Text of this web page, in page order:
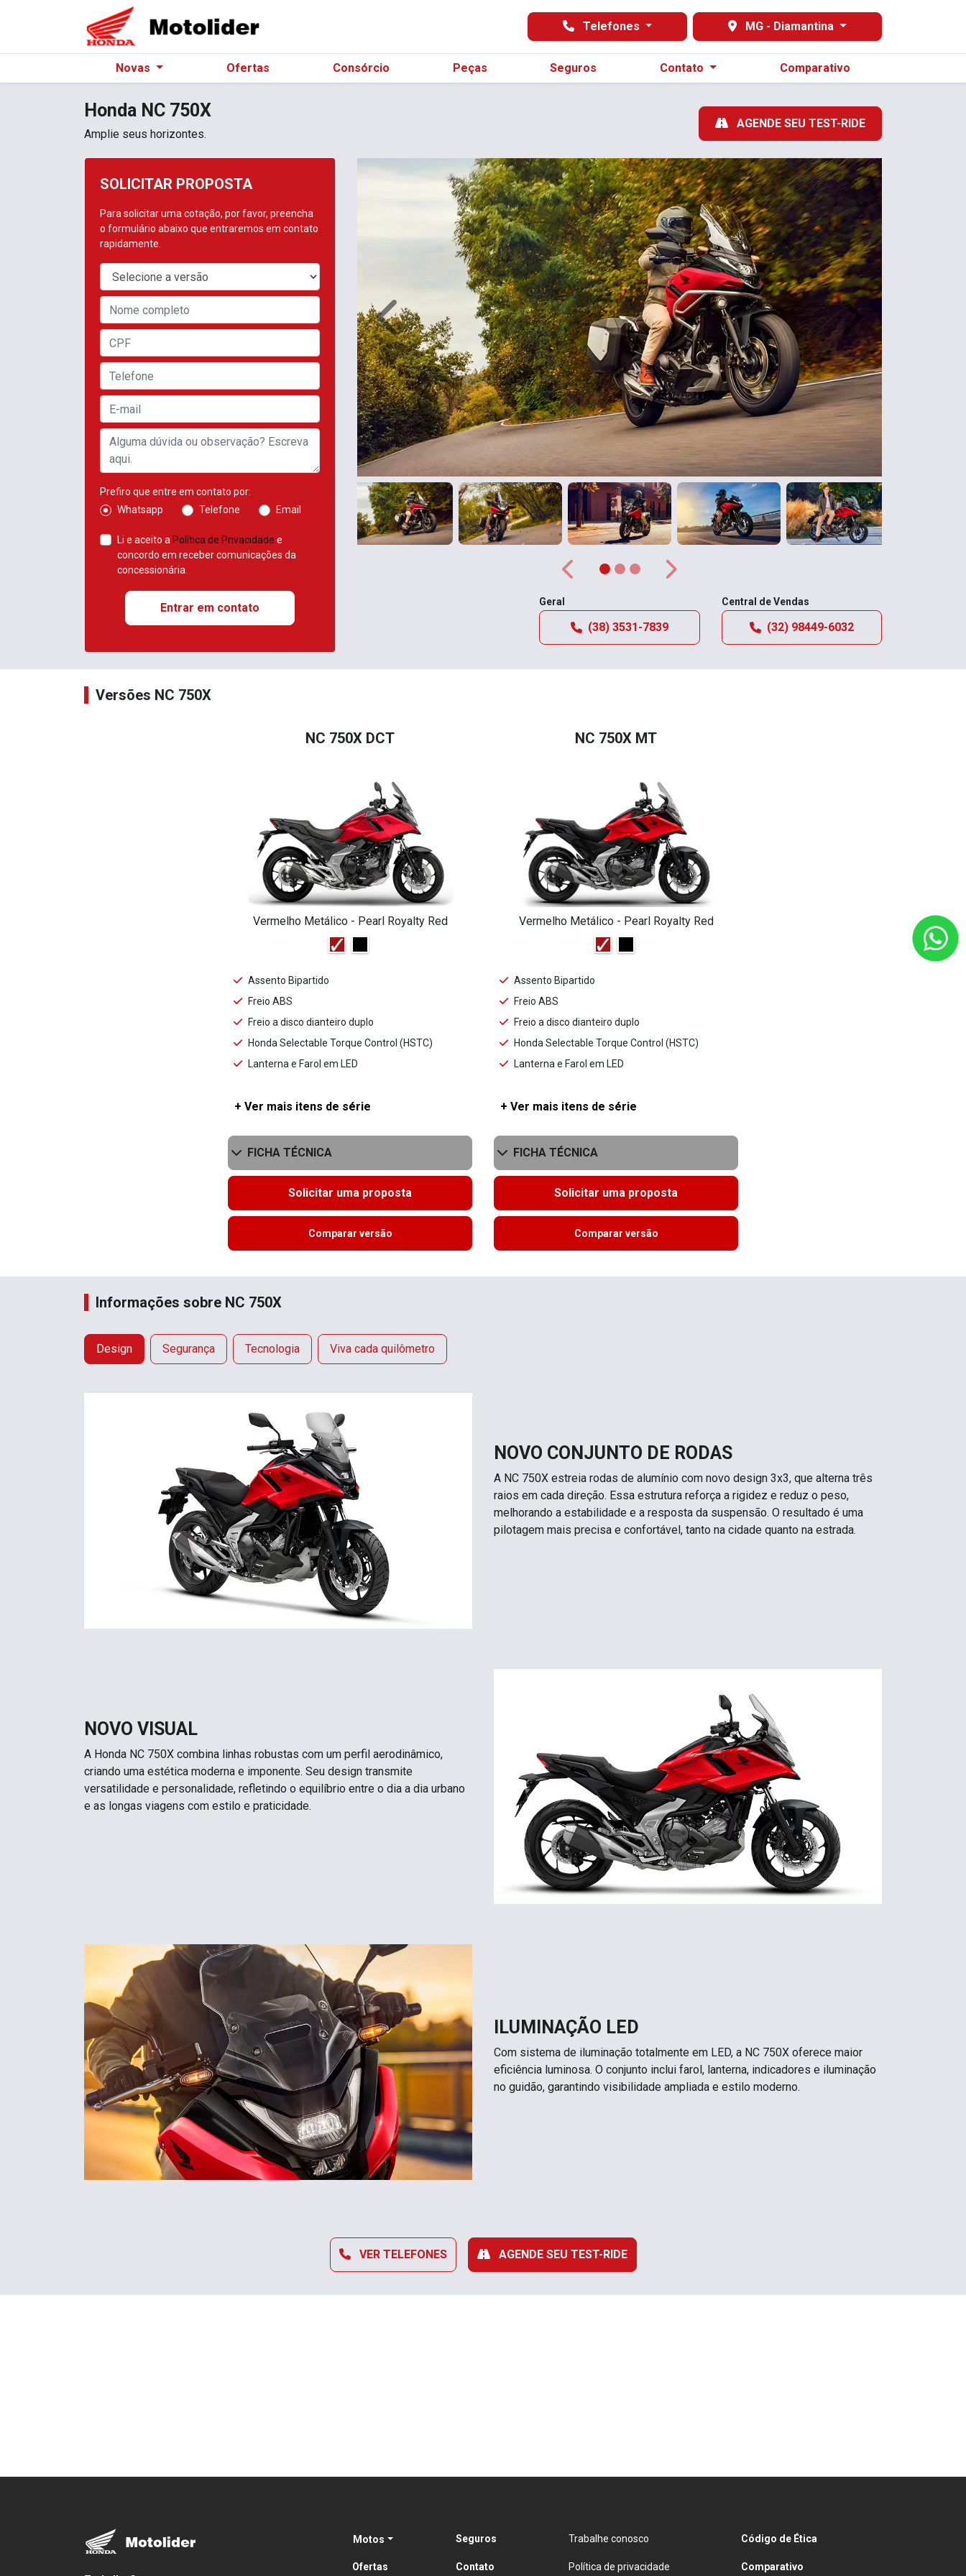
Telefones MG - Diamantina
Novas Ofertas Consórcio Peças Seguros Contato Comparativo
Honda NC 750X
Amplie seus horizontes.
AGENDE SEU TEST-RIDE
SOLICITAR PROPOSTA
Para solicitar uma cotação, por favor, preencha
o formulário abaixo que entraremos em contato
rapidamente.
Prefiro que entre em contato por:
Whatsapp
Telefone Email
Li e aceito a Política de Privacidade e
concordo em receber comunicações da
concessionária.
Entrar em contato
Anterior Próximo
Anterior Próximo
Geral
(38) 3531-7839
Central de Vendas
(32) 98449-6032
Versões NC 750X
NC 750X DCT
Vermelho Metálico - Pearl Royalty Red
Assento Bipartido
Freio ABS
Freio a disco dianteiro duplo
Honda Selectable Torque Control (HSTC)
Lanterna e Farol em LED
+ Ver mais itens de série
FICHA TÉCNICA
Solicitar uma proposta
Comparar versão
NC 750X MT
Vermelho Metálico - Pearl Royalty Red
Assento Bipartido
Freio ABS
Freio a disco dianteiro duplo
Honda Selectable Torque Control (HSTC)
Lanterna e Farol em LED
+ Ver mais itens de série
FICHA TÉCNICA
Solicitar uma proposta
Comparar versão
Informações sobre NC 750X
Design Segurança Tecnologia Viva cada quilômetro
NOVO CONJUNTO DE RODAS
A NC 750X estreia rodas de alumínio com novo design 3x3, que alterna três
raios em cada direção. Essa estrutura reforça a rigidez e reduz o peso,
melhorando a estabilidade e a resposta da suspensão. O resultado é uma
pilotagem mais precisa e confortável, tanto na cidade quanto na estrada.
NOVO VISUAL
A Honda NC 750X combina linhas robustas com um perfil aerodinâmico,
criando uma estética moderna e imponente. Seu design transmite
versatilidade e personalidade, refletindo o equilíbrio entre o dia a dia urbano
e as longas viagens com estilo e praticidade.
ILUMINAÇÃO LED
Com sistema de iluminação totalmente em LED, a NC 750X oferece maior
eficiência luminosa. O conjunto inclui farol, lanterna, indicadores e iluminação
no guidão, garantindo visibilidade ampliada e estilo moderno.
VER TELEFONES AGENDE SEU TEST-RIDE
Motos
Ofertas
Seguros
Contato
Trabalhe conosco
Política de privacidade
Código de Ética
Comparativo